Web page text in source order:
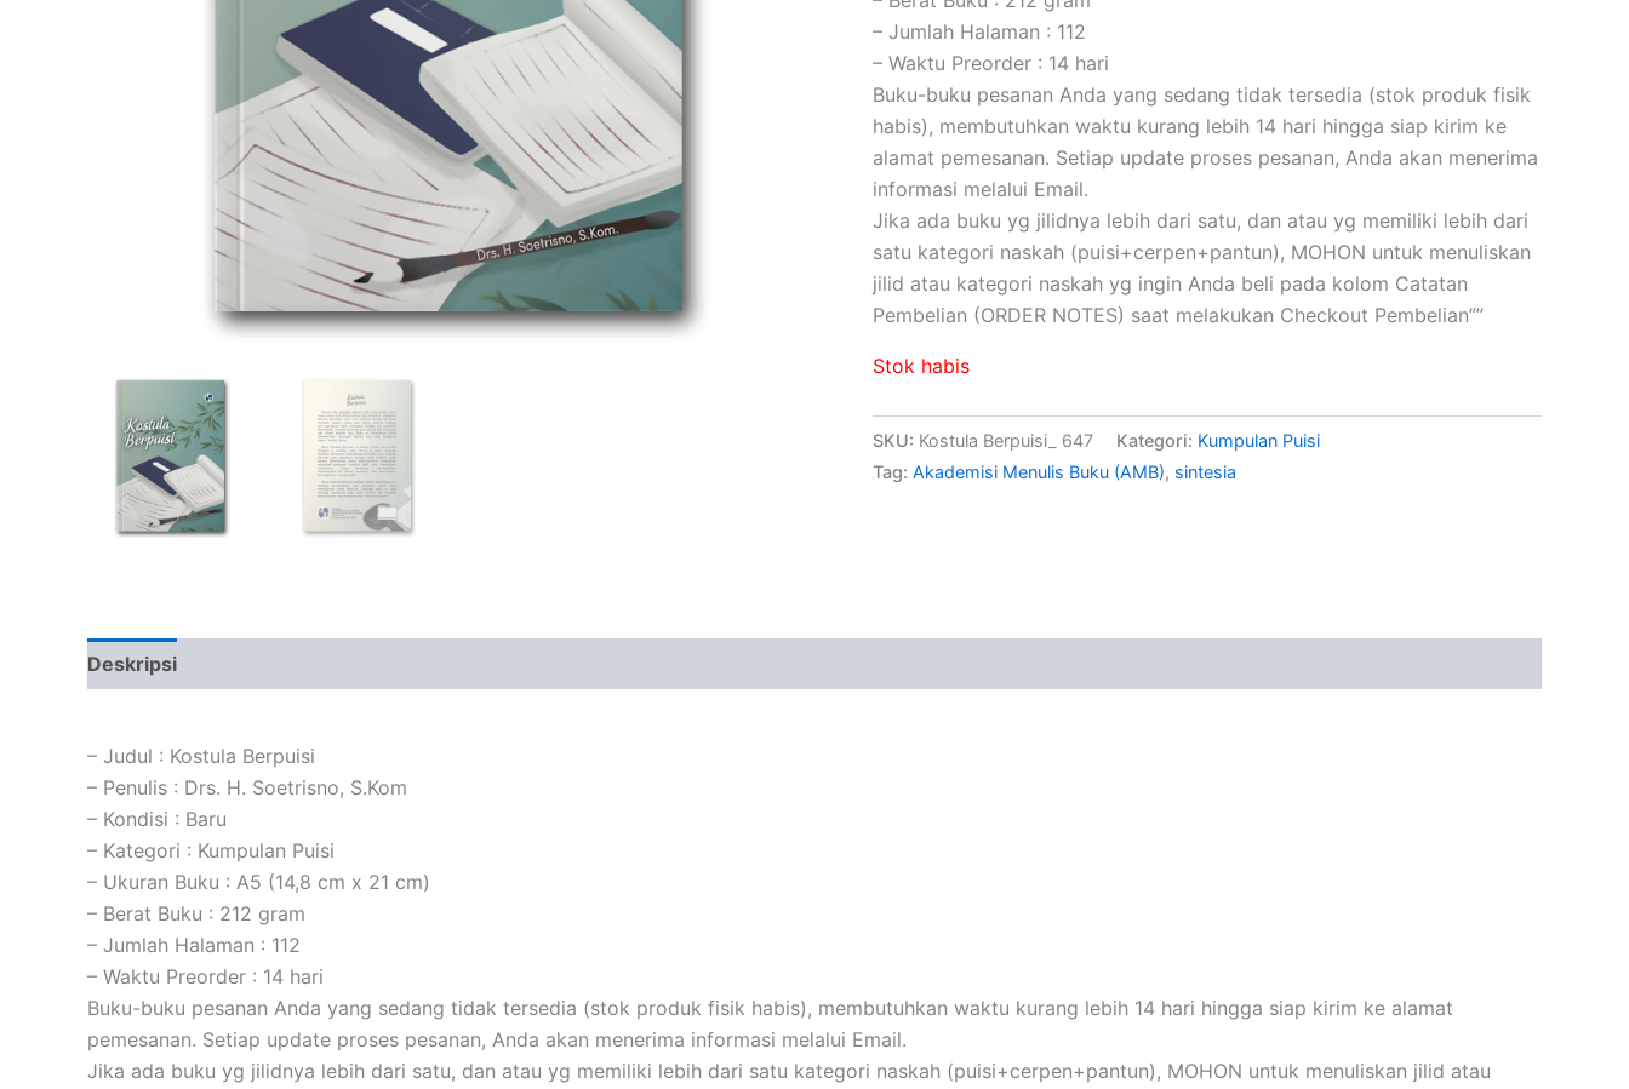
– Jumlah Halaman : 112
– Waktu Preorder : 14 hari
Buku-buku pesanan Anda yang sedang tidak tersedia (stok produk fisik
habis), membutuhkan waktu kurang lebih 14 hari hingga siap kirim ke
alamat pemesanan. Setiap update proses pesanan, Anda akan menerima
informasi melalui Email.
Jika ada buku yg jilidnya lebih dari satu, dan atau yg memiliki lebih dari
satu kategori naskah (puisi+cerpen+pantun), MOHON untuk menuliskan
jilid atau kategori naskah yg ingin Anda beli pada kolom Catatan
Pembelian (ORDER NOTES) saat melakukan Checkout Pembelian””
Stok habis
SKU: Kostula Berpuisi_ 647 Kategori: Kumpulan Puisi
Tag: Akademisi Menulis Buku (AMB), sintesia
Deskripsi
– Judul : Kostula Berpuisi
– Penulis : Drs. H. Soetrisno, S.Kom
– Kondisi : Baru
– Kategori : Kumpulan Puisi
– Ukuran Buku : A5 (14,8 cm x 21 cm)
– Berat Buku : 212 gram
– Jumlah Halaman : 112
– Waktu Preorder : 14 hari
Buku-buku pesanan Anda yang sedang tidak tersedia (stok produk fisik habis), membutuhkan waktu kurang lebih 14 hari hingga siap kirim ke alamat
pemesanan. Setiap update proses pesanan, Anda akan menerima informasi melalui Email.
Jika ada buku yg jilidnya lebih dari satu, dan atau yg memiliki lebih dari satu kategori naskah (puisi+cerpen+pantun), MOHON untuk menuliskan jilid atau